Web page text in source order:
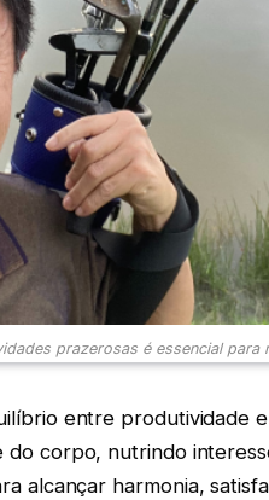
prazerosas é essencial
entre produtividade
do corpo, nutrindo
alcançar harmonia,